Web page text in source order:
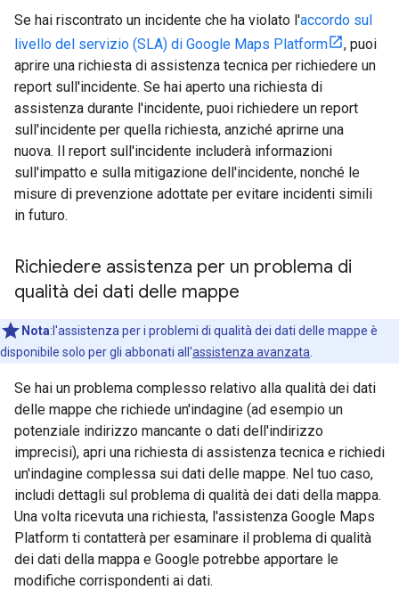
Se hai riscontrato un incidente che ha violato l'accordo sul
livello del servizio (SLA) di Google Maps Platform
, puoi
aprire una richiesta di assistenza tecnica per richiedere un
report sull'incidente. Se hai aperto una richiesta di
assistenza durante l'incidente, puoi richiedere un report
sull'incidente per quella richiesta, anziché aprirne una
nuova. Il report sull'incidente includerà informazioni
sull'impatto e sulla mitigazione dell'incidente, nonché le
misure di prevenzione adottate per evitare incidenti simili
in futuro.
Richiedere assistenza per un problema di
qualità dei dati delle mappe
Nota:l'assistenza per i problemi di qualità dei dati delle mappe è
disponibile solo per gli abbonati all'assistenza avanzata
Se hai un problema complesso relativo alla qualità dei dati
delle mappe che richiede un'indagine (ad esempio un
potenziale indirizzo mancante o dati dell'indirizzo
imprecisi), apri una richiesta di assistenza tecnica e richiedi
un'indagine complessa sui dati delle mappe. Nel tuo caso,
includi dettagli sul problema di qualità dei dati della mappa.
Una volta ricevuta una richiesta, l'assistenza Google Maps
Platform ti contatterà per esaminare il problema di qualità
dei dati della mappa e Google potrebbe apportare le
modifiche corrispondenti ai dati.